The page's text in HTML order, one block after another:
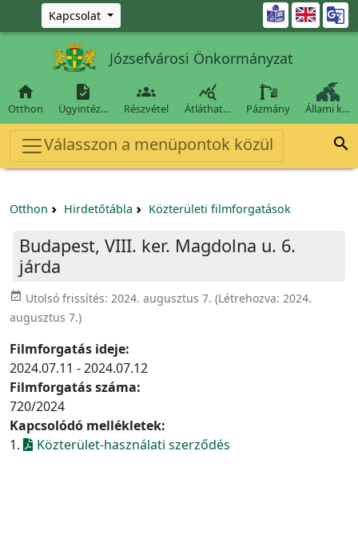
Ugrás a fő tartalomra
Kapcsolat 
Józsefvárosi Önkormányzat

Otthon

Ügyintéz…

Részvétel

Átláthat… Pázmány Állami k…
Válasszon a menüpontok közül 
Otthon Hirdetőtábla Közterületi filmforgatások
Budapest, VIII. ker. Magdolna u. 6.
járda
event_available Utolsó frissítés: 2024. augusztus 7. (Létrehozva: 2024.
augusztus 7.)
Filmforgatás ideje:
2024.07.11 - 2024.07.12
Filmforgatás száma:
720/2024
Kapcsolódó mellékletek:
1.
Közterület-használati szerződés